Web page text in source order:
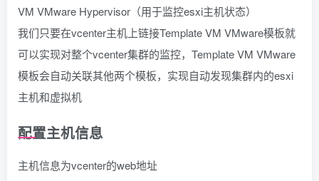
VM VMware Hypervisor（用于监控esxi主机状态）
我们只要在vcenter主机上链接Template VM VMware模板就
可以实现对整个vcenter集群的监控，Template VM VMware
模板会自动关联其他两个模板，实现自动发现集群内的esxi
主机和虚拟机
配置主机信息
主机信息为vcenter的web地址